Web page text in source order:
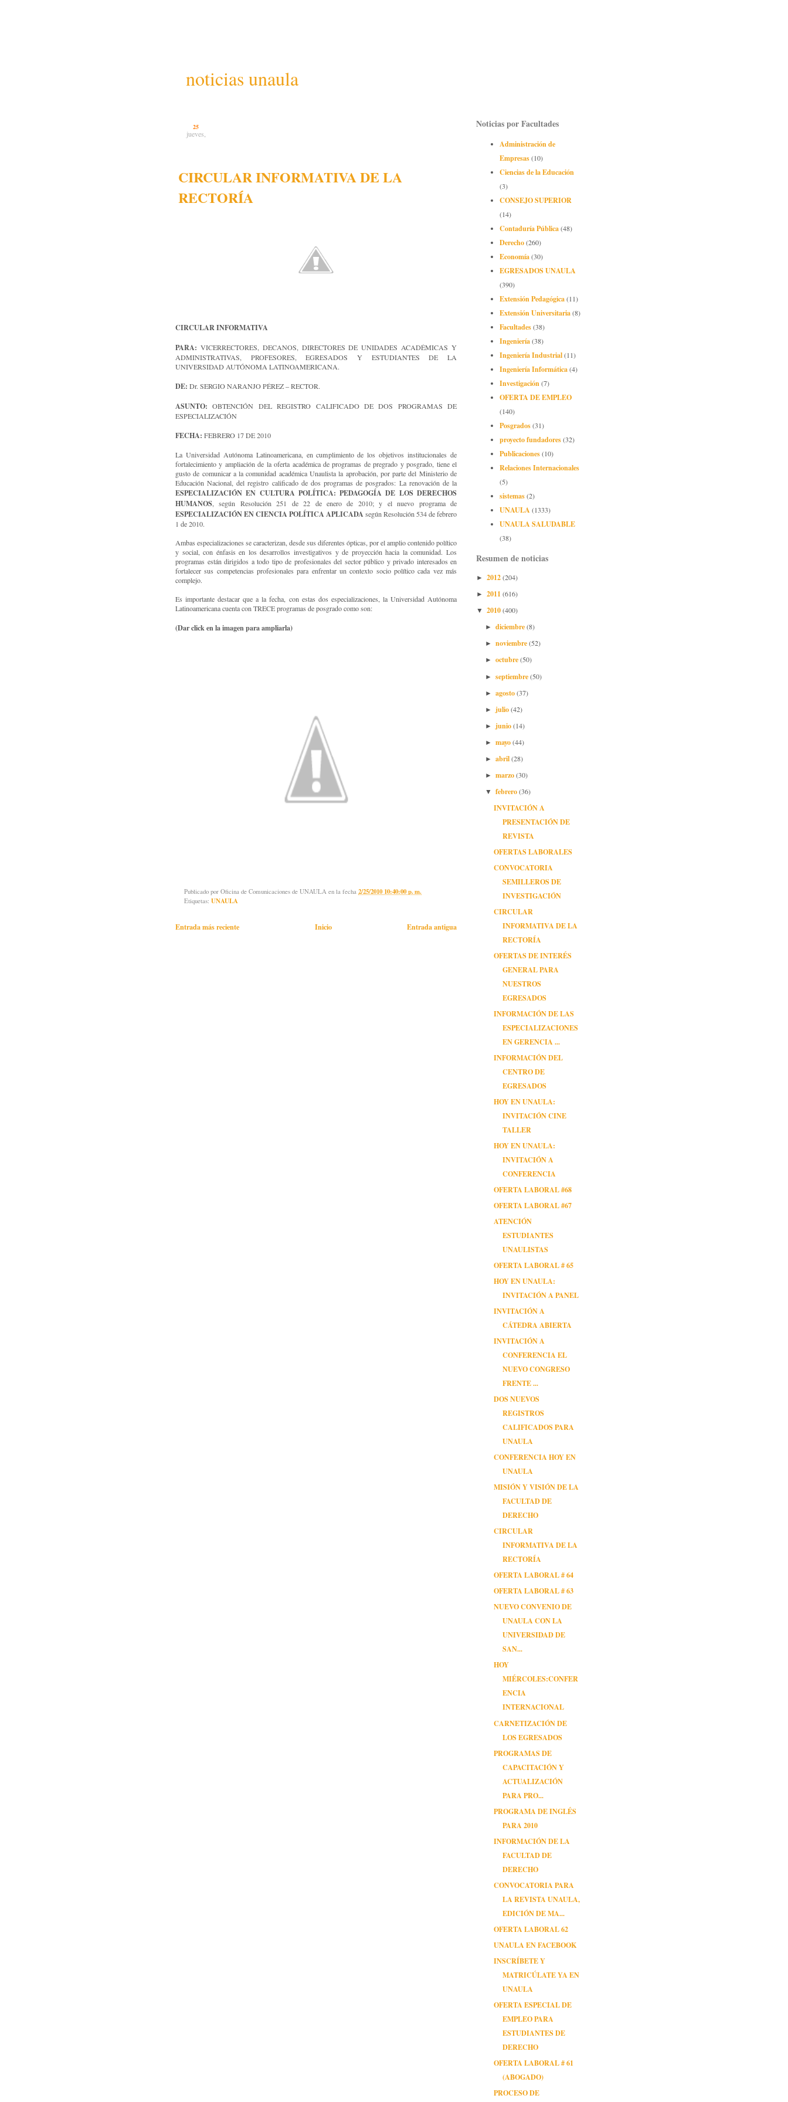
noticias unaula
25
jueves,
CIRCULAR INFORMATIVA DE LA
RECTORÍA
CIRCULAR INFORMATIVA
PARA: VICERRECTORES, DECANOS, DIRECTORES DE UNIDADES ACADÉMICAS Y
ADMINISTRATIVAS, PROFESORES, EGRESADOS Y ESTUDIANTES DE LA
UNIVERSIDAD AUTÓNOMA LATINOAMERICANA.
DE: Dr. SERGIO NARANJO PÉREZ – RECTOR.
ASUNTO: OBTENCIÓN DEL REGISTRO CALIFICADO DE DOS PROGRAMAS DE
ESPECIALIZACIÓN
FECHA: FEBRERO 17 DE 2010
La Universidad Autónoma Latinoamericana, en cumplimiento de los objetivos institucionales de
fortalecimiento y ampliación de la oferta académica de programas de pregrado y posgrado, tiene el
gusto de comunicar a la comunidad académica Unaulista la aprobación, por parte del Ministerio de
Educación Nacional, del registro calificado de dos programas de posgrados: La renovación de la
ESPECIALIZACIÓN EN CULTURA POLÍTICA: PEDAGOGÍA DE LOS DERECHOS
HUMANOS, según Resolución 251 de 22 de enero de 2010; y el nuevo programa de
ESPECIALIZACIÓN EN CIENCIA POLÍTICA APLICADAsegún Resolución 534 de febrero
1 de 2010.
Ambas especializaciones se caracterizan, desde sus diferentes ópticas, por el amplio contenido político
y social, con énfasis en los desarrollos investigativos y de proyección hacia la comunidad. Los
programas están dirigidos a todo tipo de profesionales del sector público y privado interesados en
fortalecer sus competencias profesionales para enfrentar un contexto socio político cada vez más
complejo.
Es importante destacar que a la fecha, con estas dos especializaciones, la Universidad Autónoma
Latinoamericana cuenta con TRECE programas de posgrado como son:
(Dar click en la imagen para ampliarla)
Publicado por Oficina de Comunicaciones de UNAULA en la fecha 2/25/2010 10:40:00 p. m.
Etiquetas: UNAULA
Entrada más reciente Entrada antigua
Inicio
Noticias por Facultades
Administración de
Empresas(10)
Ciencias de la Educación
(3)
CONSEJO SUPERIOR
(14)
Contaduría Pública(48)
Derecho(260)
Economía(30)
EGRESADOS UNAULA
(390)
Extensión Pedagógica(11)
Extensión Universitaria(8)
Facultades(38)
Ingeniería(38)
Ingeniería Industrial(11)
Ingeniería Informática(4)
Investigación(7)
OFERTA DE EMPLEO
(140)
Posgrados(31)
proyecto fundadores(32)
Publicaciones(10)
Relaciones Internacionales
(5)
sistemas(2)
UNAULA(1333)
UNAULA SALUDABLE
(38)
Resumen de noticias
► 2012(204)
► 2011(616)
▼ 2010(400)
► diciembre(8)
► noviembre(52)
► octubre(50)
► septiembre(50)
► agosto(37)
► julio(42)
► junio(14)
► mayo(44)
► abril(28)
► marzo(30)
▼ febrero(36)
INVITACIÓN A
PRESENTACIÓN DE
REVISTA
OFERTAS LABORALES
CONVOCATORIA
SEMILLEROS DE
INVESTIGACIÓN
CIRCULAR
INFORMATIVA DE LA
RECTORÍA
OFERTAS DE INTERÉS
GENERAL PARA
NUESTROS
EGRESADOS
INFORMACIÓN DE LAS
ESPECIALIZACIONES
EN GERENCIA ...
INFORMACIÓN DEL
CENTRO DE
EGRESADOS
HOY EN UNAULA:
INVITACIÓN CINE
TALLER
HOY EN UNAULA:
INVITACIÓN A
CONFERENCIA
OFERTA LABORAL #68
OFERTA LABORAL #67
ATENCIÓN
ESTUDIANTES
UNAULISTAS
OFERTA LABORAL # 65
HOY EN UNAULA:
INVITACIÓN A PANEL
INVITACIÓN A
CÁTEDRA ABIERTA
INVITACIÓN A
CONFERENCIA EL
NUEVO CONGRESO
FRENTE ...
DOS NUEVOS
REGISTROS
CALIFICADOS PARA
UNAULA
CONFERENCIA HOY EN
UNAULA
MISIÓN Y VISIÓN DE LA
FACULTAD DE
DERECHO
CIRCULAR
INFORMATIVA DE LA
RECTORÍA
OFERTA LABORAL # 64
OFERTA LABORAL # 63
NUEVO CONVENIO DE
UNAULA CON LA
UNIVERSIDAD DE
SAN...
HOY
MIÉRCOLES:CONFER
ENCIA
INTERNACIONAL
CARNETIZACIÓN DE
LOS EGRESADOS
PROGRAMAS DE
CAPACITACIÓN Y
ACTUALIZACIÓN
PARA PRO...
PROGRAMA DE INGLÉS
PARA 2010
INFORMACIÓN DE LA
FACULTAD DE
DERECHO
CONVOCATORIA PARA
LA REVISTA UNAULA,
EDICIÓN DE MA...
OFERTA LABORAL 62
UNAULA EN FACEBOOK
INSCRÍBETE Y
MATRICÚLATE YA EN
UNAULA
OFERTA ESPECIAL DE
EMPLEO PARA
ESTUDIANTES DE
DERECHO
OFERTA LABORAL # 61
(ABOGADO)
PROCESO DE